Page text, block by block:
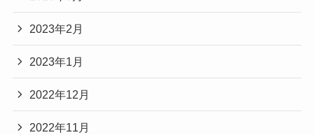
2023年2月
2023年1月
2022年12月
2022年11月